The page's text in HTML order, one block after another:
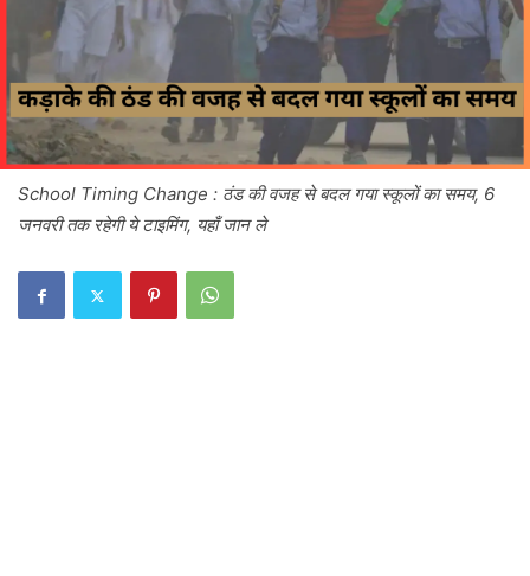
School Timing Change : ठंड की वजह से बदल गया स्कूलों का समय, 6
जनवरी तक रहेगी ये टाइमिंग, यहाँ जान ले